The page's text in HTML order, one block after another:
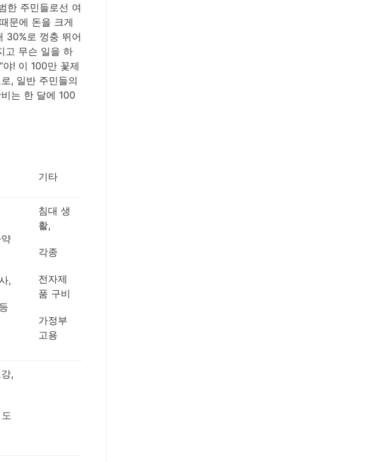
한 주민들로선 여
문에 돈을 크게
30%로 껑충 뛰어
고 무슨 일을 하
! 이 100만 꽃제
, 일반 주민들의
는 한 달에 100
기타
,
침대 생
활,
각종
전자제
품 구비
가정부
고용
,